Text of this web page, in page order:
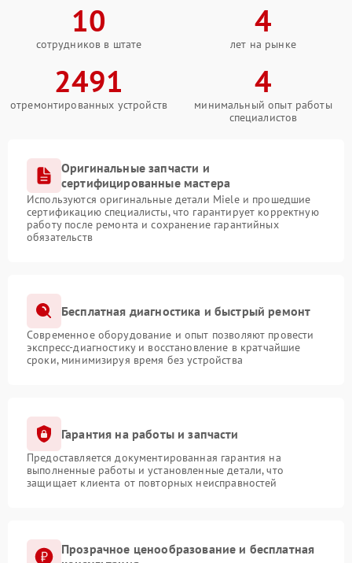
10
сотрудников в штате
4
лет на рынке
2491
отремонтированных устройств
4
минимальный опыт работы
специалистов
Оригинальные запчасти и
сертифицированные мастера
Используются оригинальные детали Miele и прошедшие
сертификацию специалисты, что гарантирует корректную
работу после ремонта и сохранение гарантийных
обязательств
Бесплатная диагностика и быстрый ремонт
Современное оборудование и опыт позволяют провести
экспресс-диагностику и восстановление в кратчайшие
сроки, минимизируя время без устройства
Гарантия на работы и запчасти
Предоставляется документированная гарантия на
выполненные работы и установленные детали, что
защищает клиента от повторных неисправностей
Прозрачное ценообразование и бесплатная